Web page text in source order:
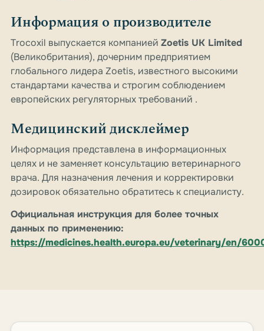
Информация о производителе
Trocoxil выпускается компанией Zoetis UK Limited
(Великобритания), дочерним предприятием
глобального лидера Zoetis, известного высокими
стандартами качества и строгим соблюдением
европейских регуляторных требований .
Медицинский дисклеймер
Информация представлена в информационных
целях и не заменяет консультацию ветеринарного
врача. Для назначения лечения и корректировки
дозировок обязательно обратитесь к специалисту.
Официальная инструкция для более точных
данных по применению:
https://medicines.health.europa.eu/veterinary/en/